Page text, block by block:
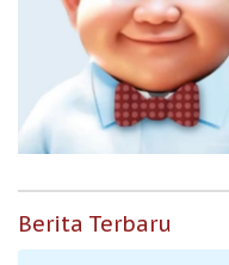
Berita Terbaru